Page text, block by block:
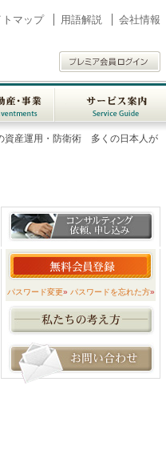
トマップ 用語解説 会社情報
・事業
サービス案内Service
資産運用・防衛術 多くの日本人が
パスワード変更» パスワードを忘れた方»